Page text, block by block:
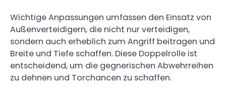
Wichtige Anpassungen umfassen den Einsatz von
Außenverteidigern, die nicht nur verteidigen,
sondern auch erheblich zum Angriff beitragen und
Breite und Tiefe schaffen. Diese Doppelrolle ist
entscheidend, um die gegnerischen Abwehrreihen
zu dehnen und Torchancen zu schaffen.